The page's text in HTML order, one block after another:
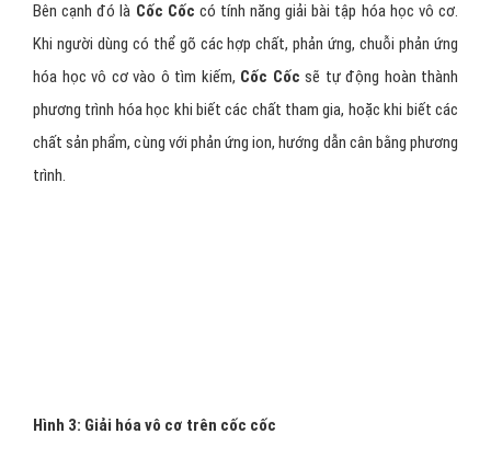
Bên cạnh đó là Cốc Cốc có tính năng giải bài tập hóa học vô cơ.
Khi người dùng có thể gõ các hợp chất, phản ứng, chuỗi phản ứng
hóa học vô cơ vào ô tìm kiếm, Cốc Cốc sẽ tự động hoàn thành
phương trình hóa học khi biết các chất tham gia, hoặc khi biết các
chất sản phẩm, cùng với phản ứng ion, hướng dẫn cân bằng phương
trình.
Hình 3: Giải hóa vô cơ trên cốc cốc